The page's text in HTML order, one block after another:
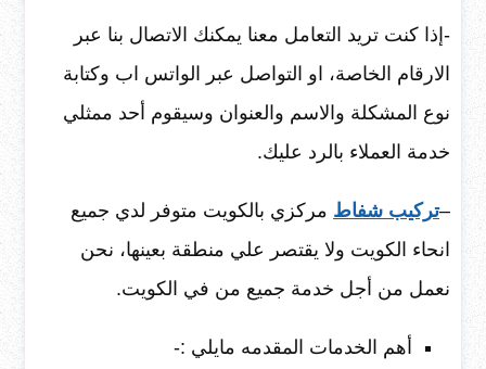
-إذا كنت تريد التعامل معنا يمكنك الاتصال بنا عبر
الارقام الخاصة، او التواصل عبر الواتس اب وكتابة
نوع المشكلة والاسم والعنوان وسيقوم أحد ممثلي
خدمة العملاء بالرد عليك.
–تركيب شفاط مركزي بالكويت متوفر لدي جميع
انحاء الكويت ولا يقتصر علي منطقة بعينها، نحن
نعمل من أجل خدمة جميع من في الكويت.
أهم الخدمات المقدمه مايلي :-